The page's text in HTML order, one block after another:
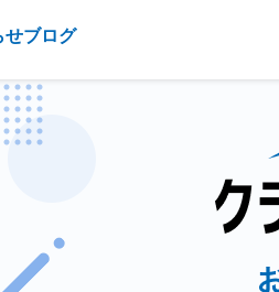
せブログ